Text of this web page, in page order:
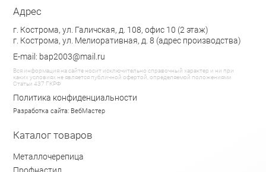
Адрес
г. Кострома, ул. Галичская, д. 108, офис 10 (2 этаж)
г. Кострома, ул. Мелиоративная, д. 8 (адрес производства)
E-mail: bap2003@mail.ru
Вся информация на сайте носит исключительно справочный характер и ни при
каких условиях не является публичной офертой, определяемой положениями
Статьи 437 ГКРФ
Политика конфиденциальности
Разработка сайта: ВебМастер
Каталог товаров
Металлочерепица